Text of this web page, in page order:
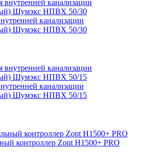
канализации
Шумэкс НПВХ 50/30
канализации
Шумэкс НПВХ 50/15
контроллер Zont H1500+ PRO